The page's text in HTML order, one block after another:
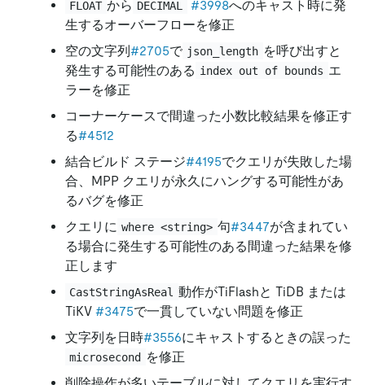
FLOAT から DECIMAL #3998へのキャスト時に発
生するオーバーフローを修正
空の文字列#2705で json_length を呼び出すと
発生する可能性のある index out of bounds エ
ラーを修正
コーナーケースで間違った小数比較結果を修正す
る#4512
結合ビルド ステージ#4195でクエリが失敗した場
合、MPP クエリが永久にハングする可能性があ
るバグを修正
クエリに where <string> 句#3447が含まれてい
る場合に発生する可能性のある間違った結果を修
正します
CastStringAsReal 動作がTiFlashと TiDB または
TiKV #3475で一貫していない問題を修正
文字列を日時#3556にキャストするときの誤った
microsecond
を修正